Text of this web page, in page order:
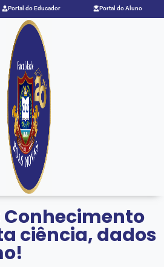
Portal do Educador Portal do Aluno
Conhecimento
ciência, dados